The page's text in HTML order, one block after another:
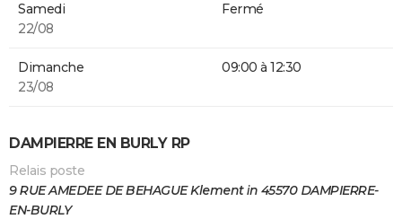
Samedi
22/08
Fermé
Dimanche
23/08
09:00 à 12:30
DAMPIERRE EN BURLY RP
Relais poste
9 RUE AMEDEE DE BEHAGUE Klement in 45570 DAMPIERRE-
EN-BURLY